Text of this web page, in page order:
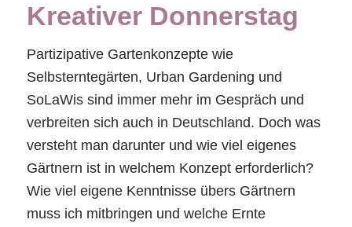
Kreativer Donnerstag
Partizipative Gartenkonzepte wie
Selbsterntegärten, Urban Gardening und
SoLaWis sind immer mehr im Gespräch und
verbreiten sich auch in Deutschland. Doch was
versteht man darunter und wie viel eigenes
Gärtnern ist in welchem Konzept erforderlich?
Wie viel eigene Kenntnisse übers Gärtnern
muss ich mitbringen und welche Ernte